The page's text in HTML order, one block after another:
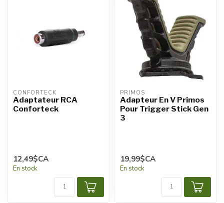
CONFORTECK
Adaptateur RCA
Conforteck
12,49$CA
En stock
PRIMOS
Adapteur En V Primos
Pour Trigger Stick Gen
3
19,99$CA
En stock